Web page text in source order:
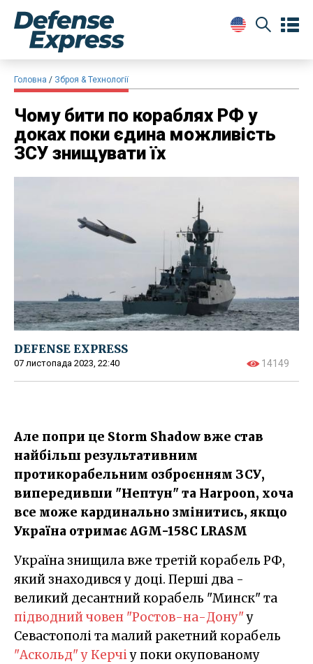
Головна Зброя & Технології
Чому бити по кораблях РФ у
доках поки єдина можливість
ЗСУ знищувати їх
DEFENSE EXPRESS
07 листопада 2023, 22:40 14149
Але попри це Storm Shadow вже став
найбільш результативним
протикорабельним озброєнням ЗСУ,
випередивши "Нептун" та Harpoon, хоча
все може кардинально змінитись, якщо
Україна отримає AGM-158C LRASM
Україна знищила вже третій корабель РФ,
який знаходився у доці. Перші два -
великий десантний корабель "Минск" та
підводний човен "Ростов-на-Дону"у
Севастополі та малий ракетний корабель
"Аскольд" у Керчіу поки окупованому